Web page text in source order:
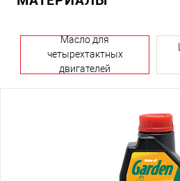
Масло для
четырехтактных
двигателей